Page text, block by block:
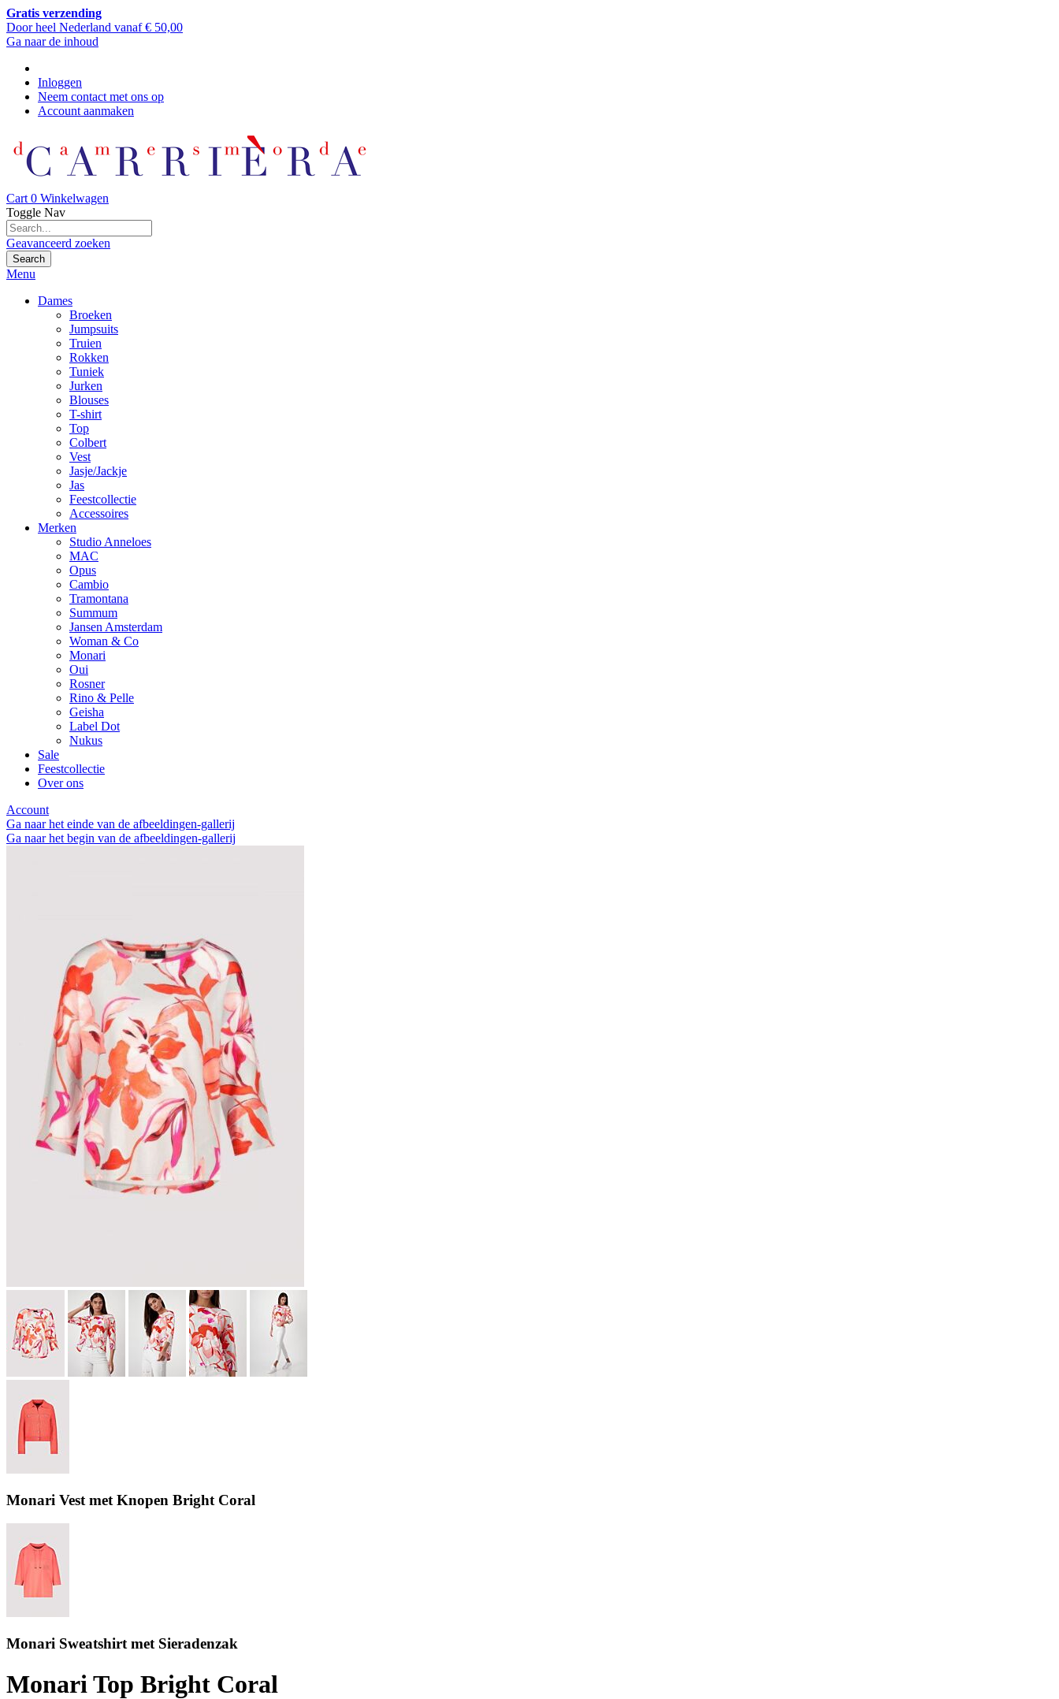
Gratis verzending
Door heel Nederland vanaf € 50,00
Ga naar de inhoud
Inloggen
Neem contact met ons op
Account aanmaken
Cart 0 Winkelwagen
Toggle Nav
Geavanceerd zoeken
Search
Menu
Dames
Broeken
Jumpsuits
Truien
Rokken
Tuniek
Jurken
Blouses
T-shirt
Top
Colbert
Vest
Jasje/Jackje
Jas
Feestcollectie
Accessoires
Merken
Studio Anneloes
MAC
Opus
Cambio
Tramontana
Summum
Jansen Amsterdam
Woman & Co
Monari
Oui
Rosner
Rino & Pelle
Geisha
Label Dot
Nukus
Sale
Feestcollectie
Over ons
Account
Ga naar het einde van de afbeeldingen-gallerij
Ga naar het begin van de afbeeldingen-gallerij
Monari Vest met Knopen Bright Coral
Monari Sweatshirt met Sieradenzak
Monari Top Bright Coral